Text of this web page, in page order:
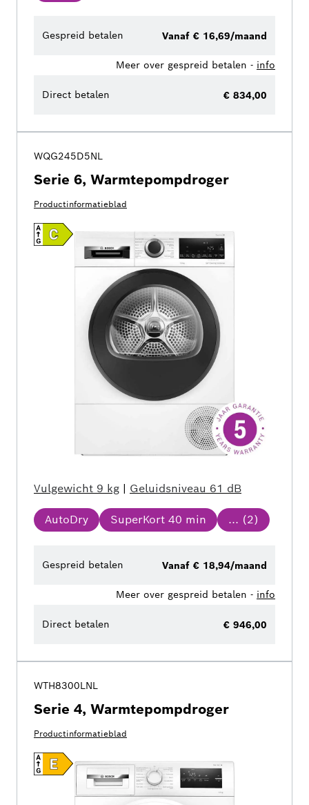
Gespreid betalen Vanaf € 16,69/maand
Meer over gespreid betalen - info
Direct betalen € 834,00
WQG245D5NL
Serie 6, Warmtepompdroger
Productinformatieblad
Vulgewicht 9 kg | Geluidsniveau 61 dB
AutoDry SuperKort 40 min ... (2)
Gespreid betalen Vanaf € 18,94/maand
Meer over gespreid betalen - info
Direct betalen € 946,00
WTH8300LNL
Serie 4, Warmtepompdroger
Productinformatieblad